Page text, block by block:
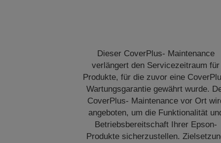
Dieser CoverPlus- Maintenance
verlängert den Servicezeitraum für
Produkte, für die zuvor eine
Wartungsgarantie gewährt wurde.
CoverPlus- Maintenance vor Ort
angeboten, um die Funktionalität
Betriebsbereitschaft Ihrer Epson-
Produkte sicherzustellen.